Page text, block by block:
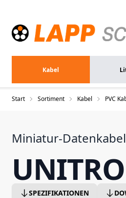
Kabel
Start Sortiment Kabel PVC
Miniatur-
SPEZIFIKATIONEN